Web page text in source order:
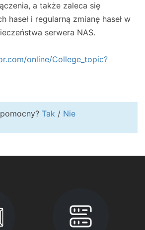
a także zaleca się
haseł i regularną zmianę haseł w
serwera NAS.
online/College_topic?
Tak / Nie